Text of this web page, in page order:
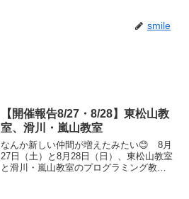
smile
【開催報告8/27・8/28】東松山教
室、滑川・嵐山教室
なんか新しい仲間が増えたみたい😊 8月
27日（土）と8月28日（日）、東松山教室
と滑川・嵐山教室のプログラミング教室